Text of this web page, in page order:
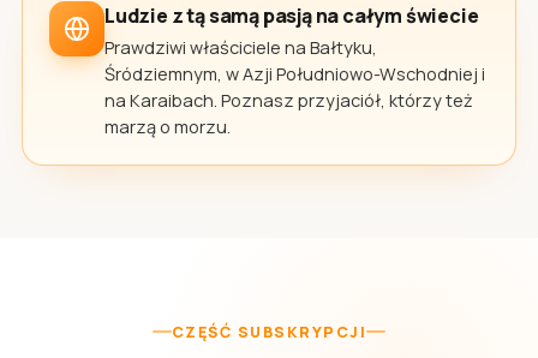
Ludzie z tą samą pasją na całym świecie
Prawdziwi właściciele na Bałtyku,
Śródziemnym, w Azji Południowo-Wschodniej i
na Karaibach. Poznasz przyjaciół, którzy też
marzą o morzu.
CZĘŚĆ SUBSKRYPCJI